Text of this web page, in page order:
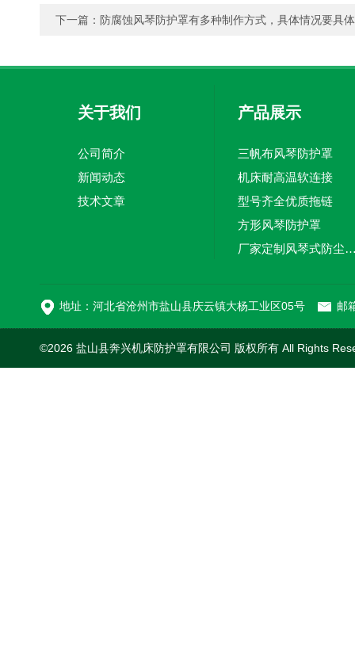
下一篇： 防腐蚀风琴防护罩有多种制作方式，具体情况要具
关于我们
公司简介
新闻动态
技术文章
产品展示
三帆布风琴防护罩
机床耐高温软连接
型号齐全优质拖链
方形风琴防护罩
厂家定制风琴式
地址：河北省沧州市盐山县庆云镇大杨工业区05号 邮
©2026 盐山县奔兴机床防护罩有限公司 版权所有 All Rights